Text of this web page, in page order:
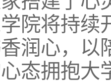
院将持续
润心，以
态拥抱大